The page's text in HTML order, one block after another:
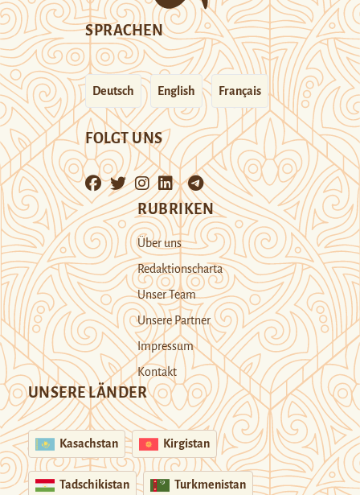
SPRACHEN
Deutsch English Français
FOLGT UNS
RUBRIKEN
Über uns
Redaktionscharta
Unser Team
Unsere Partner
Impressum
Kontakt
UNSERE LÄNDER
Kasachstan Kirgistan
Tadschikistan Turkmenistan